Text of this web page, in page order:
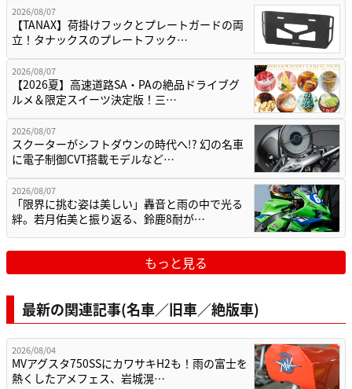
2026/08/07
【TANAX】荷掛けフックとプレートガードの両
立！タナックスのプレートフック…
2026/08/07
【2026夏】高速道路SA・PAの絶品ドライブグ
ルメ＆限定スイーツ決定版！三…
2026/08/07
スクーターがシフトダウンの時代へ!? 幻の名車
に電子制御CVT搭載モデルなど…
2026/08/07
「限界に挑む姿は美しい」轟音と雨の中で光る
絆。若月佑美と振り返る、鈴鹿8耐が…
もっと見る
最新の関連記事(名車／旧車／絶版車)
2026/08/04
MVアグスタ750SSにカワサキH2も！雨の富士を
熱くしたアメフェス、岩城滉…